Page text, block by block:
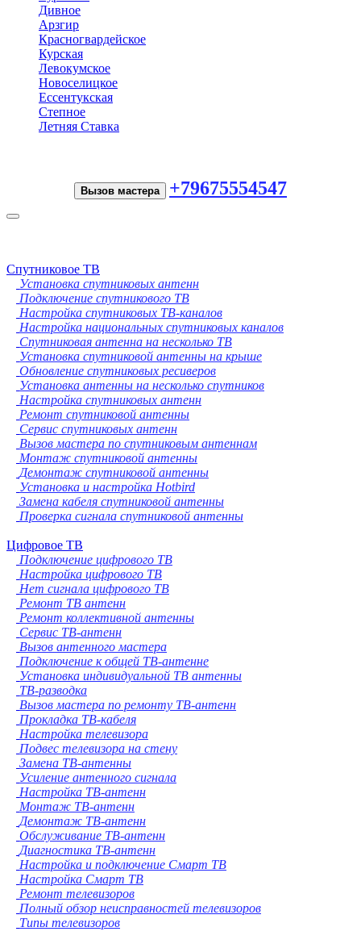
Дивное
Арзгир
Красногвардейское
Курская
Левокумское
Новоселицкое
Ессентукская
Степное
Летняя Ставка
Вызов мастера +79675554547
Toggle
Спутниковое ТВ
Установка спутниковых антенн
Подключение спутникового ТВ
Настройка спутниковых ТВ-каналов
Настройка национальных спутниковых каналов
Спутниковая антенна на несколько ТВ
Установка спутниковой антенны на крыше
Обновление спутниковых ресиверов
Установка антенны на несколько спутников
Настройка спутниковых антенн
Ремонт спутниковой антенны
Сервис спутниковых антенн
Вызов мастера по спутниковым антеннам
Монтаж спутниковой антенны
Демонтаж спутниковой антенны
Установка и настройка Hotbird
Замена кабеля спутниковой антенны
Проверка сигнала спутниковой антенны
Цифровое ТВ
Подключение цифрового ТВ
Настройка цифрового ТВ
Нет сигнала цифрового ТВ
Ремонт ТВ антенн
Ремонт коллективной антенны
Сервис ТВ-антенн
Вызов антенного мастера
Подключение к общей ТВ-антенне
Установка индивидуальной ТВ антенны
ТВ-разводка
Вызов мастера по ремонту ТВ-антенн
Прокладка ТВ-кабеля
Настройка телевизора
Подвес телевизора на стену
Замена ТВ-антенны
Усиление антенного сигнала
Настройка ТВ-антенн
Монтаж ТВ-антенн
Демонтаж ТВ-антенн
Обслуживание ТВ-антенн
Диагностика ТВ-антенн
Настройка и подключение Смарт ТВ
Настройка Смарт ТВ
Ремонт телевизоров
Полный обзор неисправностей телевизоров
Типы телевизоров